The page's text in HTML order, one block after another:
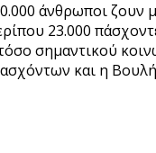
άνθρωποι ζουν
23.000
σημαντικού
και η Βουλή